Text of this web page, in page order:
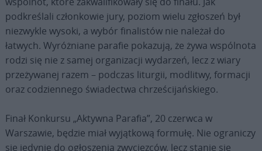
podkreślali członkowie jury, poziom wielu zgłoszeń był
niezwykle wysoki, a wybór finalistów nie należał do
łatwych. Wyróżniane parafie pokazują, że żywa wspólnota
rodzi się nie z samej organizacji wydarzeń, lecz z wiary
przeżywanej razem – podczas liturgii, modlitwy, formacji
oraz codziennego świadectwa chrześcijańskiego.
Finał Konkursu „Aktywna Parafia”, 20 czerwca w
Warszawie, będzie miał wyjątkową formułę. Nie ograniczy
się jedynie do ogłoszenia zwycięzców, lecz stanie się